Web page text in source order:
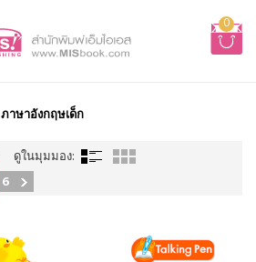
0
ภาษาอังกฤษเด็ก
ดูในมุมมอง:
6